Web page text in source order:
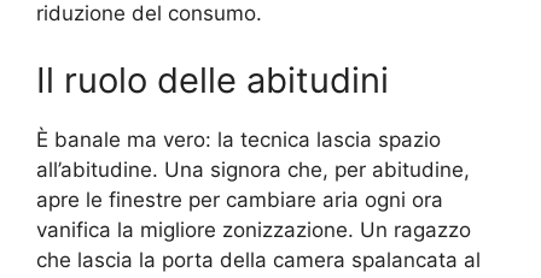
riduzione del consumo.
Il ruolo delle abitudini
È banale ma vero: la tecnica lascia spazio
all’abitudine. Una signora che, per abitudine,
apre le finestre per cambiare aria ogni ora
vanifica la migliore zonizzazione. Un ragazzo
che lascia la porta della camera spalancata al